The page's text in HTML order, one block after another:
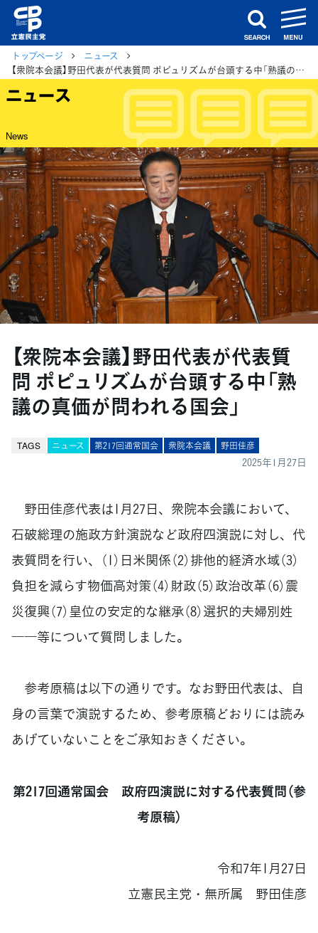
search
トップページ
ニュース
【衆院本会議】野田代表が代表質問 ポピュリズムが台頭する中「熟議の真価が問われる国会」
ニュース
News
【衆院本会議】野田代表が代表質
問 ポピュリズムが台頭する中「熟
議の真価が問われる国会」
TAGS ニュース 第217回通常国会 衆院本会議 野田佳彦
2025年1月27日
野田佳彦代表は1月27日、衆院本会議において、
石破総理の施政方針演説など政府四演説に対し、代
表質問を行い、（1）日米関係（2）排他的経済水域（3）
負担を減らす物価高対策（4）財政（5）政治改革（6）震
災復興（7）皇位の安定的な継承（8）選択的夫婦別姓
――等について質問しました。
参考原稿は以下の通りです。なお野田代表は、自
身の言葉で演説するため、参考原稿どおりには読み
あげていないことをご承知おきください。
第217回通常国会 政府四演説に対する代表質問（参
考原稿）
令和7年1月27日
立憲民主党・無所属 野田佳彦